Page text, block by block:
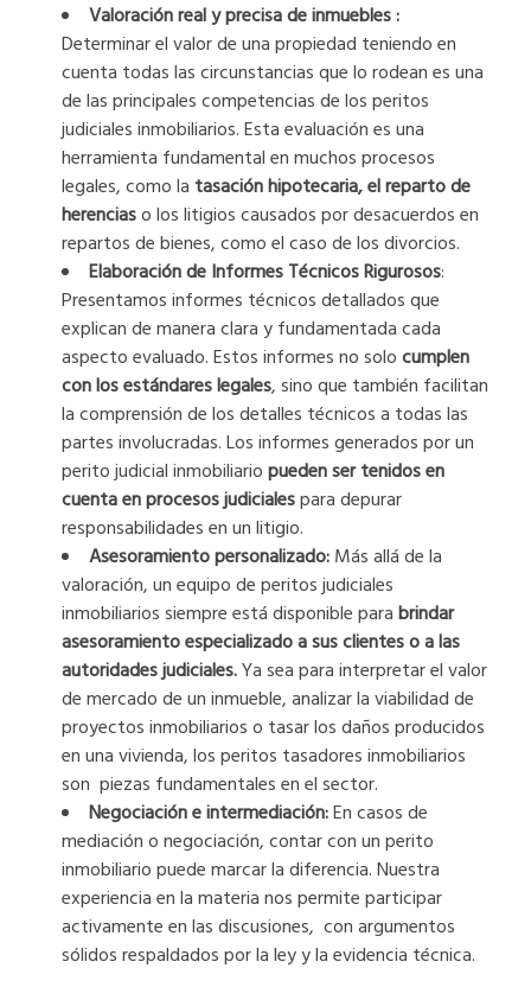
Valoración real y precisa de inmuebles :
Determinar el valor de una propiedad teniendo en
cuenta todas las circunstancias que lo rodean es una
de las principales competencias de los peritos
judiciales inmobiliarios. Esta evaluación es una
herramienta fundamental en muchos procesos
legales, como la tasación hipotecaria, el reparto de
herenciaso los litigios causados por desacuerdos en
repartos de bienes, como el caso de los divorcios.
Elaboración de Informes Técnicos Rigurosos:
Presentamos informes técnicos detallados que
explican de manera clara y fundamentada cada
aspecto evaluado. Estos informes no solocumplen
con los estándares legales, sino que también facilitan
la comprensión de los detalles técnicos a todas las
partes involucradas. Los informes generados por un
perito judicial inmobiliariopueden ser tenidos en
cuenta en procesos judicialespara depurar
responsabilidades en un litigio.
Asesoramiento personalizado:Más allá de la
valoración, un equipo de peritos judiciales
inmobiliarios siempre está disponible parabrindar
asesoramiento especializado a sus clientes o a las
autoridades judiciales.Ya sea para interpretar el valor
de mercado de un inmueble, analizar la viabilidad de
proyectos inmobiliarios o tasar los daños producidos
en una vivienda, los peritos tasadores inmobiliarios
son piezas fundamentales en el sector.
Negociación e intermediación:En casos de
mediación o negociación, contar con un perito
inmobiliario puede marcar la diferencia. Nuestra
experiencia en la materia nos permite participar
activamente en las discusiones, con argumentos
sólidos respaldados por la ley y la evidencia técnica.